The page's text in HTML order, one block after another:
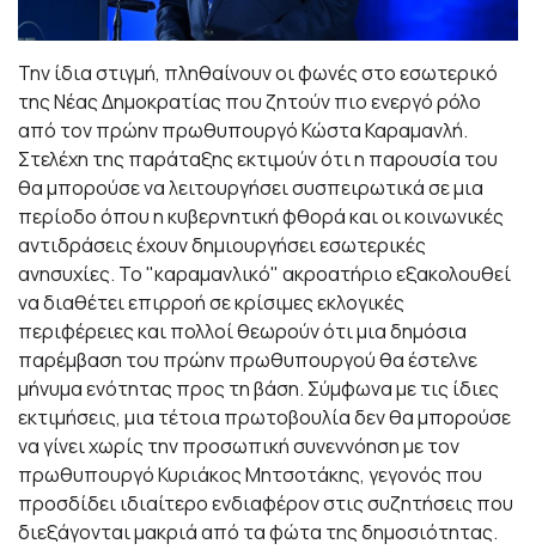
Την ίδια στιγμή, πληθαίνουν οι φωνές στο εσωτερικό
της Νέας Δημοκρατίας που ζητούν πιο ενεργό ρόλο
από τον πρώην πρωθυπουργόΚώστα Καραμανλή.
Στελέχη της παράταξης εκτιμούν ότι η παρουσία του
θα μπορούσε να λειτουργήσει συσπειρωτικά σε μια
περίοδο όπου η κυβερνητική φθορά και οι κοινωνικές
αντιδράσεις έχουν δημιουργήσει εσωτερικές
ανησυχίες. Το "καραμανλικό" ακροατήριο εξακολουθεί
να διαθέτει επιρροή σε κρίσιμες εκλογικές
περιφέρειες και πολλοί θεωρούν ότι μια δημόσια
παρέμβαση του πρώην πρωθυπουργού θα έστελνε
μήνυμα ενότητας προς τη βάση. Σύμφωνα με τις ίδιες
εκτιμήσεις, μια τέτοια πρωτοβουλία δεν θα μπορούσε
να γίνει χωρίς την προσωπική συνεννόηση με τον
πρωθυπουργόΚυριάκος Μητσοτάκης, γεγονός που
προσδίδει ιδιαίτερο ενδιαφέρον στις συζητήσεις που
διεξάγονται μακριά από τα φώτα της δημοσιότητας.